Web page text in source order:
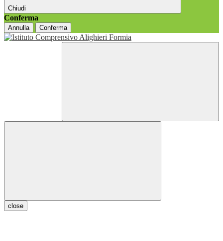
Chiudi
Conferma
Annulla Conferma
close